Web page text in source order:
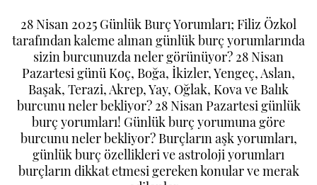
28 Nisan 2025 Günlük Burç Yorumları; Filiz Özkol
tarafından kaleme alınan günlük burç yorumlarında
sizin burcunuzda neler görünüyor? 28 Nisan
Pazartesi günü Koç, Boğa, İkizler, Yengeç, Aslan,
Başak, Terazi, Akrep, Yay, Oğlak, Kova ve Balık
burcunu neler bekliyor? 28 Nisan Pazartesi günlük
burç yorumları! Günlük burç yorumuna göre
burcunu neler bekliyor? Burçların aşk yorumları,
günlük burç özellikleri ve astroloji yorumları
burçların dikkat etmesi gereken konular ve merak